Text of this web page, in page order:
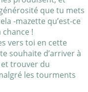
que tu mets
-mazette qu’est-ce
chance !
vers toi en cette
souhaite d’arriver à
trouver du
les tourments